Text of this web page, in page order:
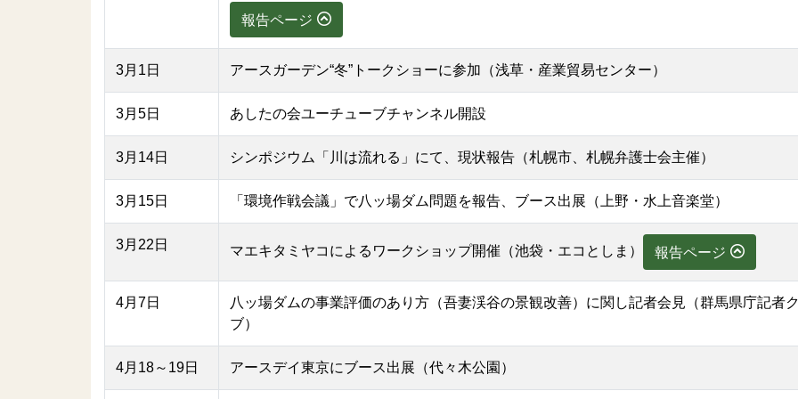
報告ページ
3月1日 アースガーデン“冬”トークショーに参加（浅草・産業貿易センター）
3月5日 あしたの会ユーチューブチャンネル開設
3月14日 シンポジウム「川は流れる」にて、現状報告（札幌市、札幌弁護士会主催）
3月15日 「環境作戦会議」で八ッ場ダム問題を報告、ブース出展（上野・水上音楽堂）
3月22日 マエキタミヤコによるワークショップ開催（池袋・エコとしま） 報告ページ
4月7日
八ッ場ダムの事業評価のあり方（吾妻渓谷の景観改善）に関し記者会見（群馬県庁記者
ブ）
4月18～19日 アースデイ東京にブース出展（代々木公園）